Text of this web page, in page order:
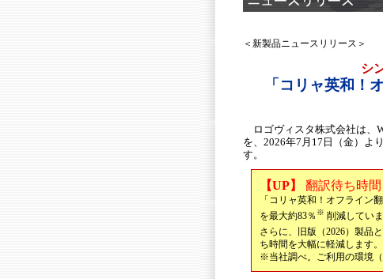
＜新製品ニュースリリース＞
シ
「コリャ英和！
ロゴヴィスタ株式会社は、
を、2026年7月17日（金）よ
す。
【UP】 翻訳待ち時
「コリャ英和！オフライン
を最大約83％ ※ 削減していま
さらに、旧版（2026）製品
ち時間を大幅に軽減します。
※当社調べ。ご利用の環境（